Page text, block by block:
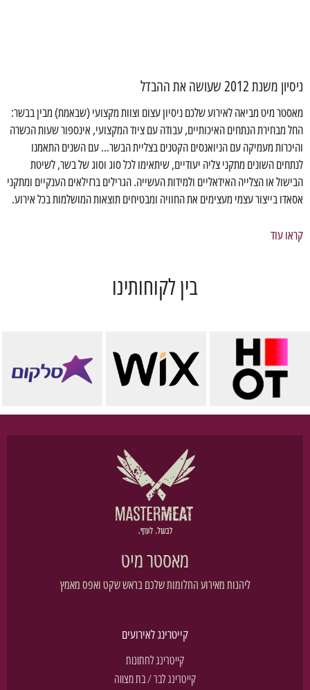
ניסיון משנת 2012 שעושה את ההבדל
מאסטר מיט מביאה לאירוע שלכם ניסיון עצום וצוות מקצועי (שבאמת) מבין בבשר:
החל מבחירת הנתחים האיכותיים, עבודה עם ציוד המקצועי, אינספור שעות הכשרה
והיכרות מעמיקה עם הניואנסים הקטנים בצליית הבשר... עם השנים התאמנו
לנתחים השונים מתקני צליה יעודיים, שיתאימו לכל סוג וסוג של בשר, לשיטת
הבישול או הצלייה האידאליים ולמידות העשייה. הגרילים ברזילאים הענקיים ומתקני
אסאדו בייצור עצמי מעצימים את החוויה ומבטיחים תוצאות המושלמות בכל אירוע.
קראו עוד
בין לקוחותינו
מאסטר מיט
ליהנות מאירוע החלומות שלכם בראש שקט ואפס מאמץ
קייטרינג לאירועים
קייטרינג לחתונות
קייטרינג לבר / בת מצווה